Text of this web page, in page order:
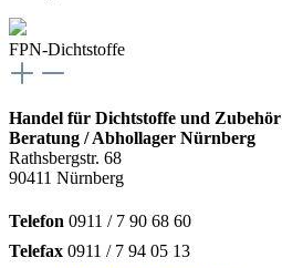
FPN-Dichtstoffe
Handel für Dichtstoffe und Zubehör
Beratung / Abhollager Nürnberg
Rathsbergstr. 68
90411 Nürnberg
Telefon 0911 / 7 90 68 60
Telefax 0911 / 7 94 05 13